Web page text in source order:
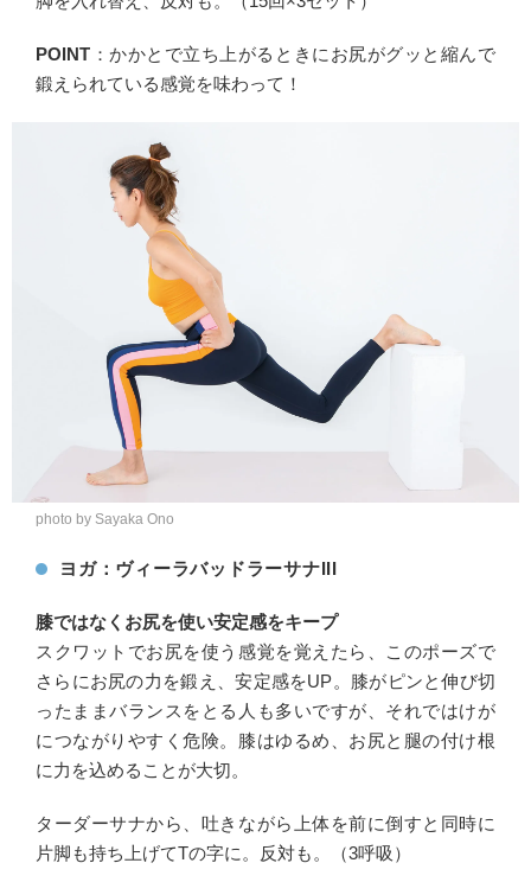
POINT ：かかとで立ち上がるときにお尻がグッと縮んで
鍛えられている感覚を味わって！
photo by Sayaka Ono
ヨガ：ヴィーラバッドラーサナIII
膝ではなくお尻を使い安定感をキープ
スクワットでお尻を使う感覚を覚えたら、このポーズで
さらにお尻の力を鍛え、安定感をUP。膝がピンと伸び切
ったままバランスをとる人も多いですが、それではけが
につながりやすく危険。膝はゆるめ、お尻と腿の付け根
に力を込めることが大切。
ターダーサナから、吐きながら上体を前に倒すと同時に
片脚も持ち上げてTの字に。反対も。（3呼吸）